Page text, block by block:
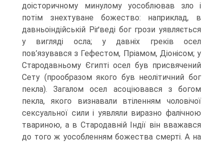
доісторичному минулому уособ­лював зло і
потім знехтуване божество: наприклад, в
давньоіндійській Ріґведі бог грози уявляється
у вигляді осла; у давніх греків осел
пов’язувався з Гефестом, Пріамом, Діонісом; у
Стародавньому Єгипті осел був присвячений
Сету (прообра­зом якого був неолітичний бог
пекла). Загалом осел асоціювався з богом
пекла, яко­го визнавали втіленням чоловічої
сексуальної сили і уявляли виразно фалічною
твариною, а в Стародавній Індії він вважався
до того ж уособленням божества смерті. А на